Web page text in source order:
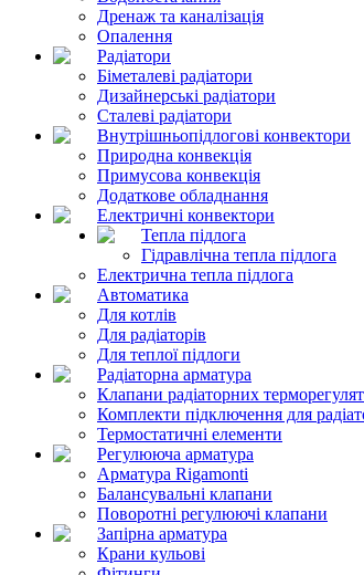
Дренаж та каналізація
Опалення
Радіатори
Біметалеві радіатори
Дизайнерські радіатори
Сталеві радіатори
Внутрішньопідлогові конвектори
Природна конвекція
Примусова конвекція
Додаткове обладнання
Електричні конвектори
Тепла підлога
Гідравлічна тепла підлога
Електрична тепла підлога
Автоматика
Для котлів
Для радіаторів
Для теплої підлоги
Радіаторна арматура
Клапани радіаторних
Комплекти підключення для
Термостатичні елементи
Регулююча арматура
Арматура Rigamonti
Балансувальні клапани
Поворотні регулюючі клапани
Запірна арматура
Крани кульові